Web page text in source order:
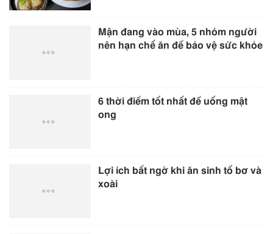
Mận đang vào mùa, 5 nhóm người
nên hạn chế ăn để bảo vệ sức khỏe
6 thời điểm tốt nhất để uống mật
ong
Lợi ích bất ngờ khi ăn sinh tố bơ và
xoài